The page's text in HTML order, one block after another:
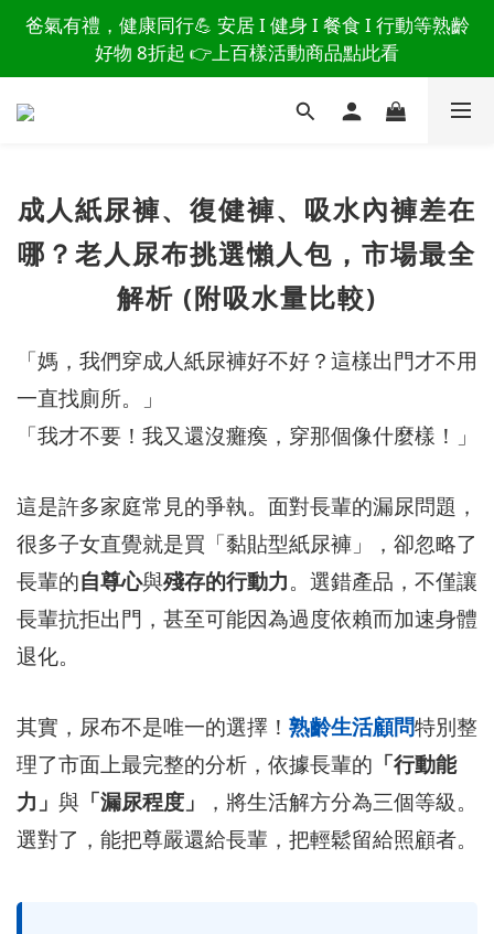
讀懂爸爸總說「不用買」的堅強 👉 3大生活貼心巧
思，找回他的生活主導權
爸氣有禮，健康同行💪 安居 I 健身 I 餐食 I 行動等熟齡
好物 8折起 👉上百樣活動商品點此看
讀懂爸爸總說「不用買」的堅強 👉 3大生活貼心巧
思，找回他的生活主導權
成人紙尿褲、復健褲、吸水內褲差在
哪？老人尿布挑選懶人包，市場最全
解析 (附吸水量比較)
「媽，我們穿成人紙尿褲好不好？這樣出門才不用
一直找廁所。」
「我才不要！我又還沒癱瘓，穿那個像什麼樣！」
這是許多家庭常見的爭執。面對長輩的漏尿問題，
很多子女直覺就是買「黏貼型紙尿褲」，卻忽略了
長輩的自尊心與殘存的行動力。選錯產品，不僅讓
長輩抗拒出門，甚至可能因為過度依賴而加速身體
退化。
其實，尿布不是唯一的選擇！ 熟齡生活顧問特別整
理了市面上最完整的分析，依據長輩的 「行動能
力」 與 「漏尿程度」
，將生活解方分為三個等級。
選對了，能把尊嚴還給長輩，把輕鬆留給照顧者。